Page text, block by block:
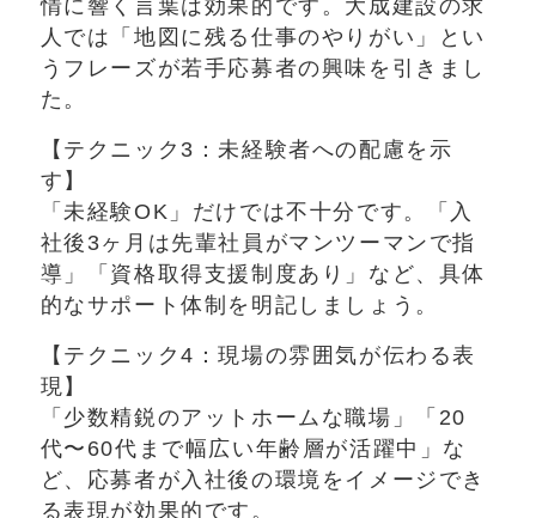
情に響く言葉は効果的です。大成建設の求
人では「地図に残る仕事のやりがい」とい
うフレーズが若手応募者の興味を引きまし
た。
【テクニック3：未経験者への配慮を示
す】
「未経験OK」だけでは不十分です。「入
社後3ヶ月は先輩社員がマンツーマンで指
導」「資格取得支援制度あり」など、具体
的なサポート体制を明記しましょう。
【テクニック4：現場の雰囲気が伝わる表
現】
「少数精鋭のアットホームな職場」「20
代〜60代まで幅広い年齢層が活躍中」な
ど、応募者が入社後の環境をイメージでき
る表現が効果的です。